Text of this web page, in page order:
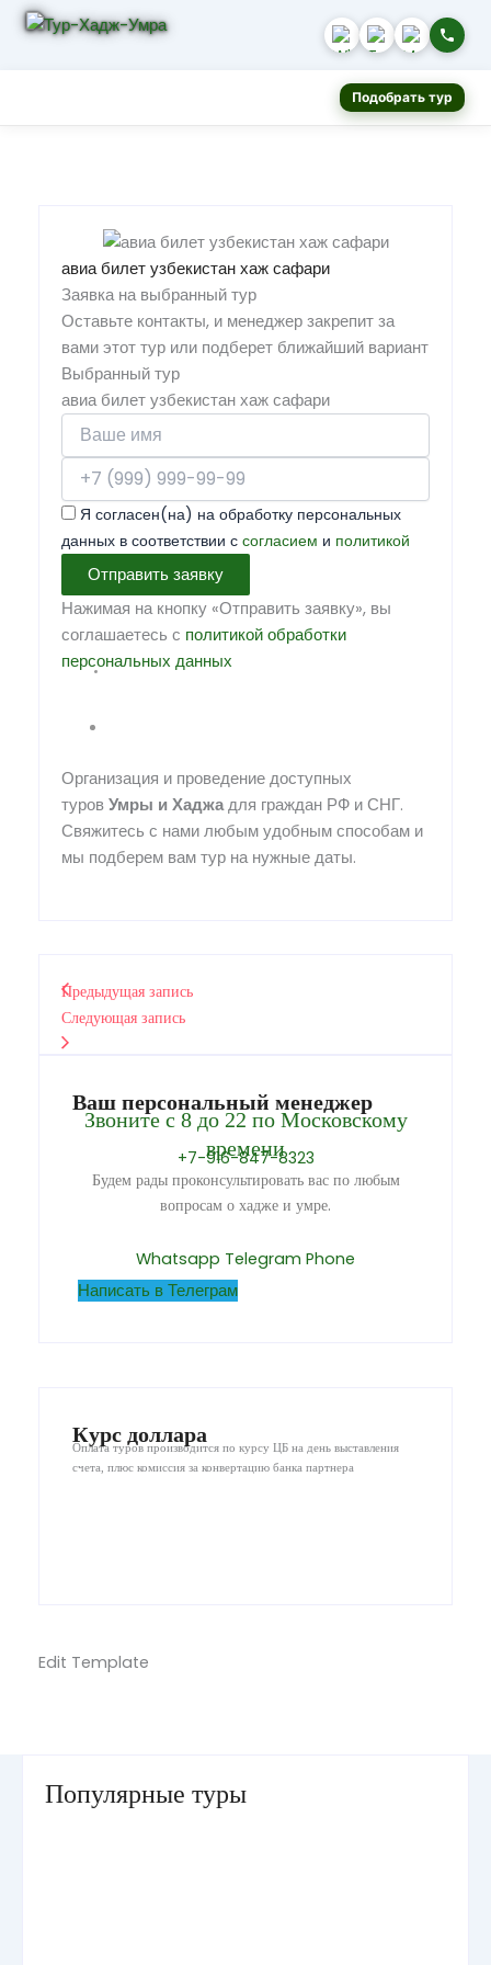
Подобрать тур
авиа билет узбекистан хаж сафари
Заявка на выбранный тур
Оставьте контакты, и менеджер закрепит за
вами этот тур или подберет ближайший вариант
Выбранный тур
авиа билет узбекистан хаж сафари
Я согласен(на) на обработку персональных
данных в соответствии с согласием и политикой
Отправить заявку
Нажимая на кнопку «Отправить заявку», вы
соглашаетесь с политикой обработки
персональных данных
Организация и проведение доступных
туров Умры и Хаджадля граждан РФ и СНГ.
Свяжитесь с нами любым удобным способам и
мы подберем вам тур на нужные даты.
Предыдущая запись
Следующая запись
Ваш персональный менеджер
Звоните с 8 до 22 по Московскому
времени
+7-916-847-8323
Будем рады проконсультировать вас по любым
вопросам о хадже и умре.
Whatsapp Telegram Phone
Написать в Телеграм
Курс доллара
Оплата туров производится по курсу ЦБ на день выставления
счета, плюс комиссия за конвертацию банка партнера
Edit Template
Популярные туры